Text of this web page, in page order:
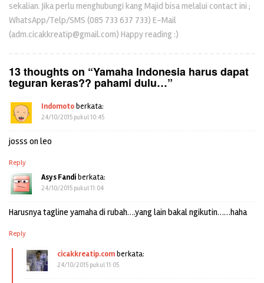
sekalian. Jika perlu menghubungi kang Majid bisa melalui contact ini ;
WhatsApp/Telp/SMS (085 733 637 733) E-Mail
(adm.cicakkreatip@gmail.com) Happy reading :)
13 thoughts on “Yamaha Indonesia harus dapat
teguran keras?? pahami dulu…”
Indomotoberkata:
24/10/2015 pukul 10:45
josss on leo
Reply
Asys Fandiberkata:
24/10/2015 pukul 11:04
Harusnya tagline yamaha di rubah….yang lain bakal ngikutin……haha
Reply
cicakkreatip.comberkata:
24/10/2015 pukul 11:05